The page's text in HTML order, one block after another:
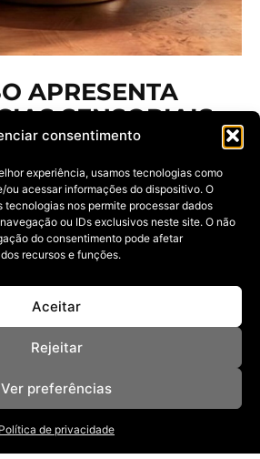
consentimento
experiência, usamos tecnologias como
ou acessar informações do dispositivo. O
tecnologias nos permite processar dados
ou IDs exclusivos neste site. O não
do consentimento pode afetar
recursos e funções.
Aceitar
Rejeitar
Ver preferências
Política de privacidade
APRESENTA
SENSORIAIS
E REFORÇA
DE CELEBRAÇÃO
DE ANO
do café para transformar a